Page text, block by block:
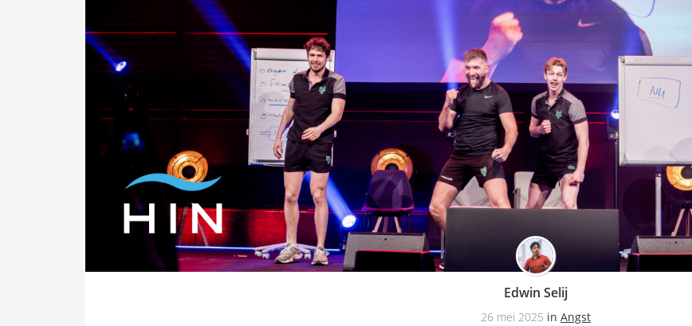
Edwin Selij
26 mei 2025 in Angst